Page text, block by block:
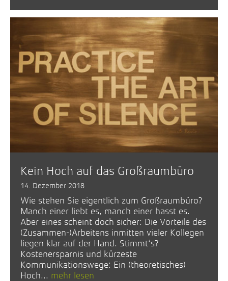
Kein Hoch auf das Großraumbüro
14. Dezember 2018
Wie stehen Sie eigentlich zum Großraumbüro?
Manch einer liebt es, manch einer hasst es.
Aber eines scheint doch sicher: Die Vorteile des
(Zusammen-)Arbeitens inmitten vieler Kollegen
liegen klar auf der Hand. Stimmt‘s?
Kostenersparnis und kürzeste
Kommunikationswege: Ein (theoretisches)
Hoch... mehr lesen